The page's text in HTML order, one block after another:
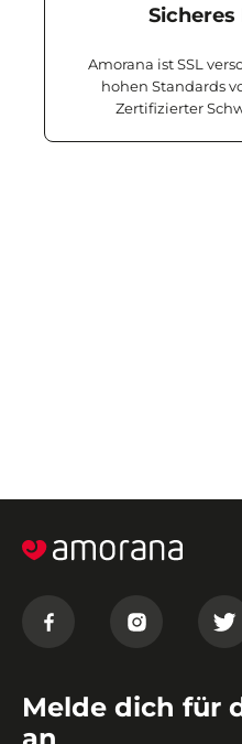
Amorana ist SSL
hohen Standards
Zertifizierter
Melde dich für